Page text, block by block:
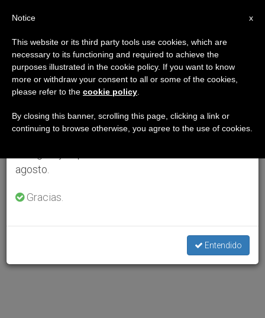
×
Aviso importante
Del 27 de julio al 7 de agosto haremos la pausa
anual, aprovechando que en el periodo de verano
se generan menos informaciones y también el
agosto.
Gracias.
Entendido
x
Notice
This website or its third party tools use cookies, which are
necessary to its functioning and required to achieve the
purposes illustrated in the cookie policy. If you want to know
more or withdraw your consent to all or some of the cookies,
please refer to the cookie policy
By closing this banner, scrolling this page, clicking a link or
continuing to browse otherwise, you agree to the use of cookies.